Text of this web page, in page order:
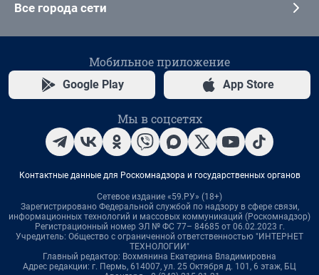
Все города сети
Мобильное приложение
Google Play App Store
Мы в соцсетях
Контактные данные для Роскомнадзора и государственных органов
Сетевое издание «59.РУ» (18+)
Зарегистрировано Федеральной службой по надзору в сфере связи,
информационных технологий и массовых коммуникаций (Роскомнадзор)
Регистрационный номер ЭЛ № ФС 77– 84685 от 06.02.2023 г.
Учредитель: Общество с ограниченной ответственностью "ИНТЕРНЕТ
ТЕХНОЛОГИИ"
Главный редактор: Вохмянина Екатерина Владимировна
Адрес редакции: г. Пермь, 614007, ул. 25 Октября д. 101, 6 этаж, БЦ